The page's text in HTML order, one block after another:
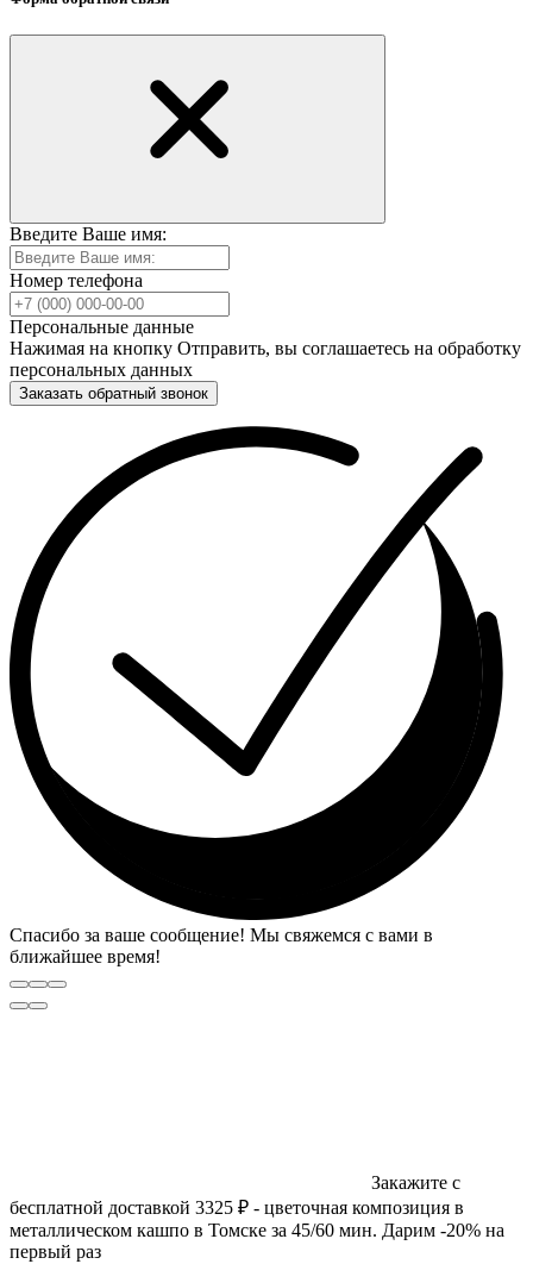
Введите Ваше имя:
Номер телефона
Персональные данные
Нажимая на кнопку Отправить, вы соглашаетесь на обработку
персональных данных
Заказать обратный звонок
Спасибо за ваше сообщение! Мы свяжемся с вами в
ближайшее время!
Закажите с
бесплатной доставкой 3325 ₽ - цветочная композиция в
металлическом кашпо в Томске за 45/60 мин. Дарим -20% на
первый раз